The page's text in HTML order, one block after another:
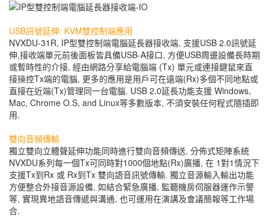
USB訊號延伸: KVM雙控制端應用
NVXDU-31R, IP型雙控制端電腦延長器接收端, 支援USB 2.0訊號延
伸,接收端單元前後面板皆具備USB-A接口, 方便USB周邊設備長時期
或暫時性的介接, 經由網路分享給電腦端 (Tx) 單元或連接鍵鼠來直
接操控Tx端的電腦, 更多的應用是用戶可在遠端(Rx)多個不同地點或
直接在近端(Tx)管理同一台電腦. USB 2.0延長功能支援 Windows,
Mac, Chrome O.S, and Linux等多數版本, 不須安裝任何程式隨插即
用.
雙向音頻傳輸
獨立雙向立體聲延伸功能同時進行雙向音頻傳送, 分佈式矩陣系統
NVXDU系列每一個Tx可同時對1000個地點(Rx)廣播, 在 1對1情況下
支援Tx到Rx 或 Rx到Tx 雙向語音訊號傳輸. 獨立音源輸入輸出功能
方便整合外接音源設備, 如結合緊急廣播, 監聽機房伺服器運作示警
等, 實現異地語音傳遞與溝通, 也可運用在演講及會議簡報等工作場
合.